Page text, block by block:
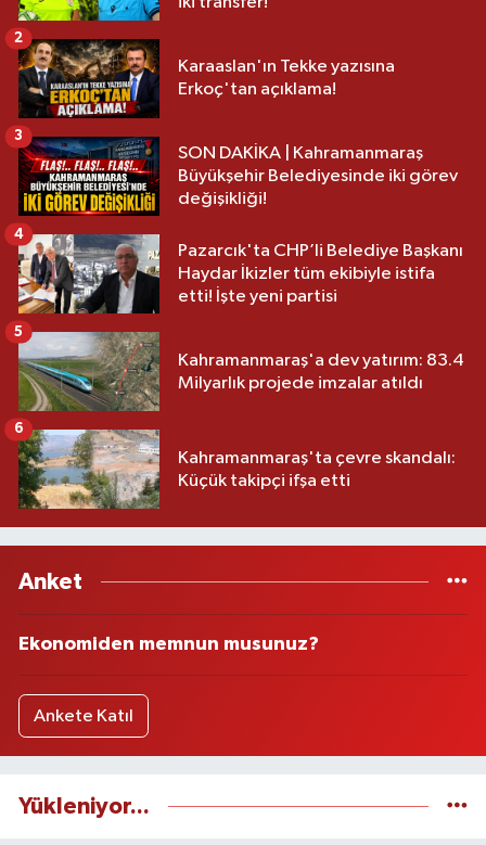
Karaaslan'ın Tekke yazısına
Erkoç'tan açıklama!
2
SON DAKİKA | Kahramanmaraş
Büyükşehir Belediyesinde iki görev
değişikliği!
3
Pazarcık'ta CHP’li Belediye Başkanı
Haydar İkizler tüm ekibiyle istifa
etti! İşte yeni partisi
4
Kahramanmaraş'a dev yatırım: 83.4
Milyarlık projede imzalar atıldı
5
Kahramanmaraş'ta çevre skandalı:
Küçük takipçi ifşa etti
6
Anket
Ekonomiden memnun musunuz?
Ankete Katıl
Yükleniyor...